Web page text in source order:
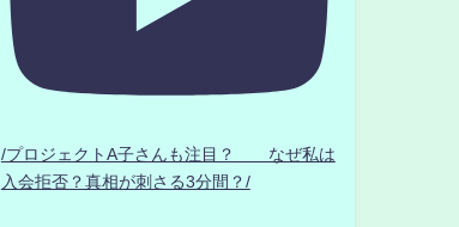
/プロジェクトA子さんも注目？ なぜ私は
入会拒否？真相が刺さる3分間？/